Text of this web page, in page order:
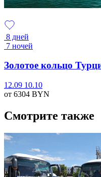
8 дней
7 ночей
Золотое кольцо
12.09 10.10
от 6304 BYN
Смотрите также